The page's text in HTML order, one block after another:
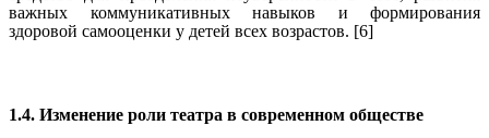
важных коммуникативных навыков и формирования
здоровой самооценки у детей всех возрастов. [6]
1.4. Изменение роли театра в современном обществе